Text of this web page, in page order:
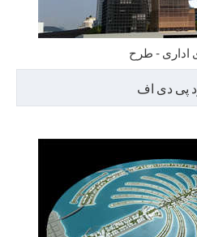
اداری - طرح
پی دی اف